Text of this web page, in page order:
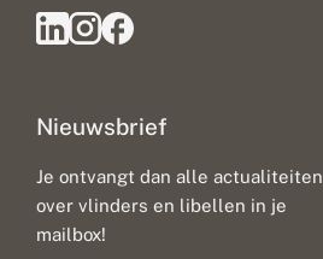
Nieuwsbrief
Je ontvangt dan alle actualiteiten
over vlinders en libellen in je
mailbox!